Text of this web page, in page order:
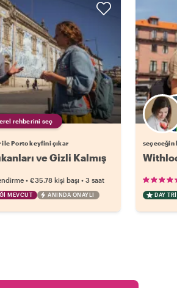
rehberini seç
Porto keyfini çıkar
ve Gizli Kalmış
• €35.78 kişi başı • 3 saat
MEVCUT ANINDA ONAYLI
seçeceğin
DAY